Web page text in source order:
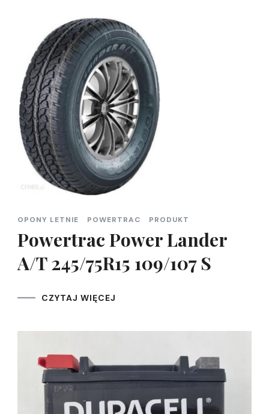
OPONY LETNIE POWERTRAC PRODUKT
Powertrac Power Lander
A/T 245/75R15 109/107 S
CZYTAJ WIĘCEJ